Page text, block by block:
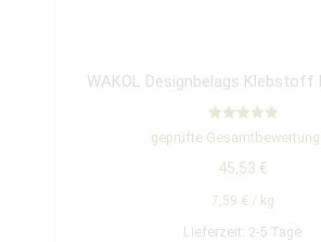
WAKOL Designbelags Klebstoff
Bewertet mit
5.00
geprüfte
45,53 €
7,59 € / kg
Lieferzeit: 2-5 Tage